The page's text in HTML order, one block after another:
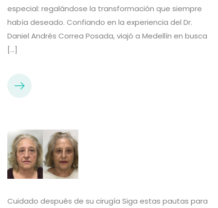
especial: regalándose la transformación que siempre
había deseado. Confiando en la experiencia del Dr.
Daniel Andrés Correa Posada, viajó a Medellín en busca
[…]
Cuidado después de su cirugía Siga estas pautas para